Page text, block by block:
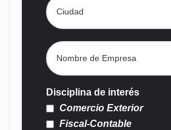
Disciplina de interés
Comercio Exterior
Fiscal-Contable